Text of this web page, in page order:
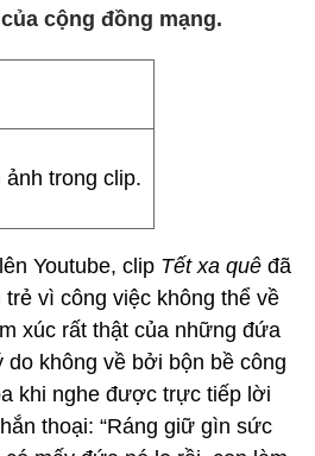
cộng đồng mạng.
ảnh trong clip.
Youtube, clip Tết xa quê đã
vì công việc không thể về
xúc rất thật của những đứa
không về bởi bộn bề công
khi nghe được trực tiếp lời
thoại: “Ráng giữ gìn sức